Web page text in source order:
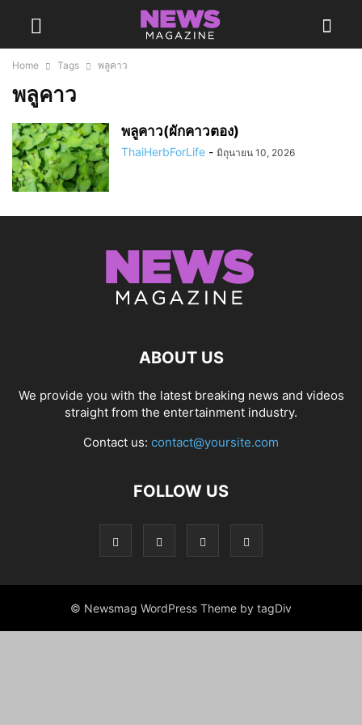
Home Tags พลูคาว
พลูคาว
พลูคาว(ผักคาวตอง)
ThaiHerbForLife - มิถุนายน 10, 2026
ABOUT US
We provide you with the latest breaking news and videos
straight from the entertainment industry.
Contact us: contact@yoursite.com
FOLLOW US
© Newsmag WordPress Theme by tagDiv